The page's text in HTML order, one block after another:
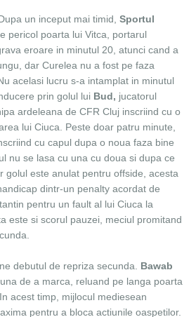
un inceput mai timid, Sportul
pericol poarta lui Vitca, portarul
eroare in minutul 20, atunci cand a
dar Curelea nu a fost pe faza
acelasi lucru s-a intamplat in minutul
prin golul lui Bud, jucatorul
ardeleana de CFR Cluj inscriind cu o
lui Ciuca. Peste doar patru minute,
cu capul dupa o noua faza bine
nu se lasa cu una cu doua si dupa ce
golul este anulat pentru offside, acesta
dintr-un penalty acordat de
pentru un fault al lui Ciuca la
este si scorul pauzei, meciul promitand
debutul de repriza secunda. Bawab
de a marca, reluand pe langa poarta
acest timp, mijlocul mediesean
pentru a bloca actiunile oaspetilor.